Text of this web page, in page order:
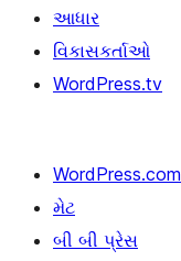
આધાર
વિકાસકર્તાઓ
WordPress.tv
WordPress.com
મેટ
બી બી પ્રેસ